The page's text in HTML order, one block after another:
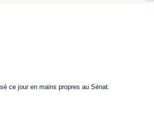
ce jour en mains propres au Sénat.